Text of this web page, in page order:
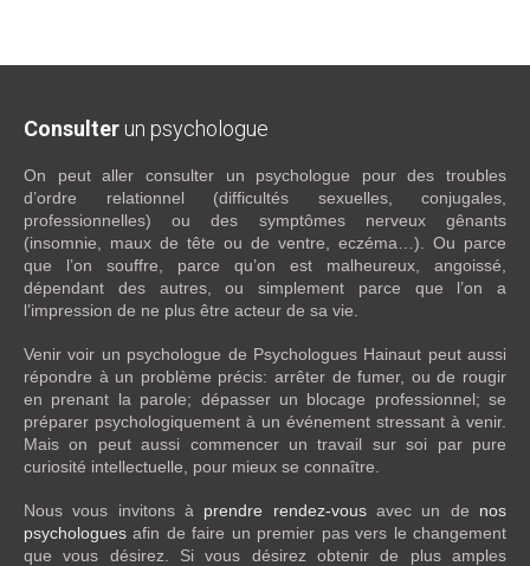
Consulter un psychologue
On peut aller consulter un psychologue pour des troubles
d’ordre relationnel (difficultés sexuelles, conjugales,
professionnelles) ou des symptômes nerveux gênants
(insomnie, maux de tête ou de ventre, eczéma…). Ou parce
que l’on souffre, parce qu’on est malheureux, angoissé,
dépendant des autres, ou simplement parce que l’on a
l’impression de ne plus être acteur de sa vie.
Venir voir un psychologue de Psychologues Hainaut peut aussi
répondre à un problème précis: arrêter de fumer, ou de rougir
en prenant la parole; dépasser un blocage professionnel; se
préparer psychologiquement à un événement stressant à venir.
Mais on peut aussi commencer un travail sur soi par pure
curiosité intellectuelle, pour mieux se connaître.
Nous vous invitons à prendre rendez-vousavec un de nos
psychologues afin de faire un premier pas vers le changement
que vous désirez. Si vous désirez obtenir de plus amples